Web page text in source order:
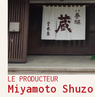
LE PRODUCTEUR
Miyamoto Shuzo